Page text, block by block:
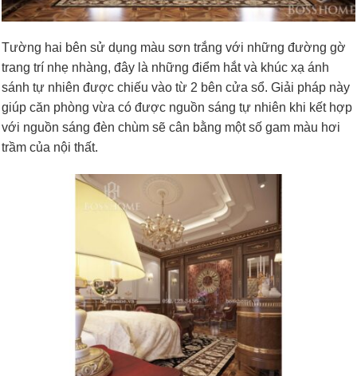
Tường hai bên sử dụng màu sơn trắng với những đường gờ
trang trí nhẹ nhàng, đây là những điểm hắt và khúc xạ ánh
sánh tự nhiên được chiếu vào từ 2 bên cửa sổ. Giải pháp này
giúp căn phòng vừa có được nguồn sáng tự nhiên khi kết hợp
với nguồn sáng đèn chùm sẽ cân bằng một số gam màu hơi
trầm của nội thất.